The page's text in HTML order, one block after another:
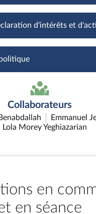
d'intérêts et
Collaborateurs
Emmanuel
Lola Morey Yeghiazarian
en
en séance